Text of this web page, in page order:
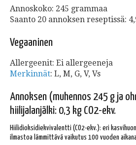
Annoskoko: 245 grammaa
Saanto 20 annoksen reseptissä:
Vegaaninen
Allergeenit: Ei allergeeneja
Merkinnät: L, M, G, V, Vs
Annoksen (muhennos 245 g ja
hiilijalanjälki: 0,3 kg CO2-ekv.
Hiilidioksidiekvivalentti (CO2-ekv.): eri
ilmastoa lämmittävä vaikutus 100 vuoden